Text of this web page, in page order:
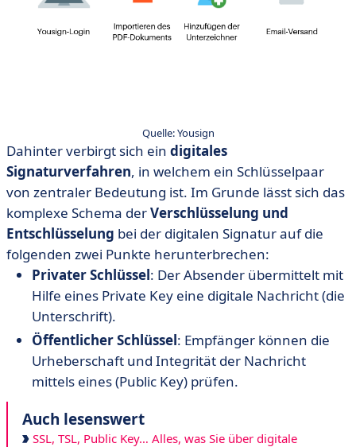
Quelle: Yousign
Dahinter verbirgt sich ein digitales
Signaturverfahren, in welchem ein Schlüsselpaar
von zentraler Bedeutung ist. Im Grunde lässt sich das
komplexe Schema derVerschlüsselung und
Entschlüsselung bei der digitalen Signatur auf die
folgenden zwei Punkte herunterbrechen:
PrivaterSchlüssel: Der Absender übermittelt mit
Hilfe eines Private Key eine digitale Nachricht (die
Unterschrift).
ÖffentlicherSchlüssel: Empfänger können die
Urheberschaft und Integrität der Nachricht
mittels eines (Public Key) prüfen.
Auch lesenswert
SSL, TSL, Public Key… Alles, was Sie über digitale